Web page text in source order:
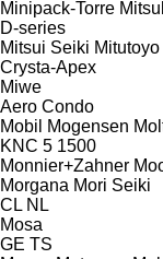
Minipack-Torre
D-series
Mitsui Seiki Mitutoyo
Crysta-Apex
Miwe
Aero Condo
Mobil
Mogensen
KNC 5 1500
Monnier+Zahner
Morgana Mori Seiki
CL NL
Mosa
GE TS